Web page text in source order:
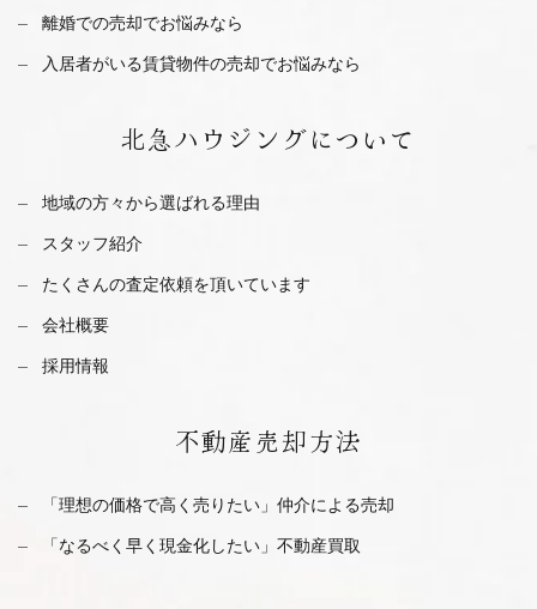
離婚での売却でお悩みなら
入居者がいる賃貸物件の売却でお悩みなら
北急ハウジングについて
地域の方々から選ばれる理由
スタッフ紹介
たくさんの査定依頼を頂いています
会社概要
採用情報
不動産 売却方法
「理想の価格で高く売りたい」仲介による売却
「なるべく早く現金化したい」不動産買取